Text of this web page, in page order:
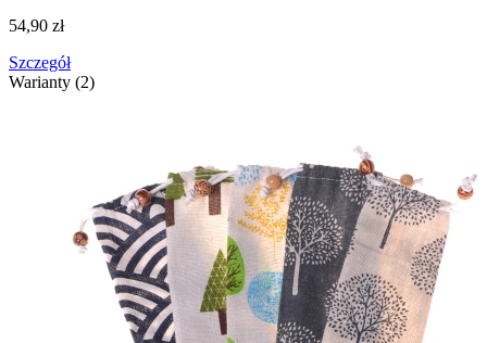
54,90 zł
Szczegół
Warianty (2)